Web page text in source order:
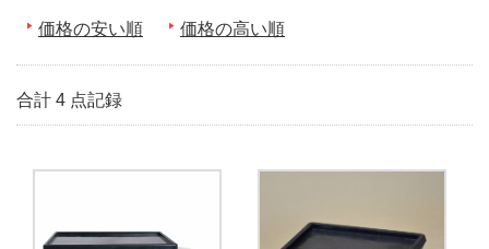
価格の安い順 価格の高い順
合計 4 点記録